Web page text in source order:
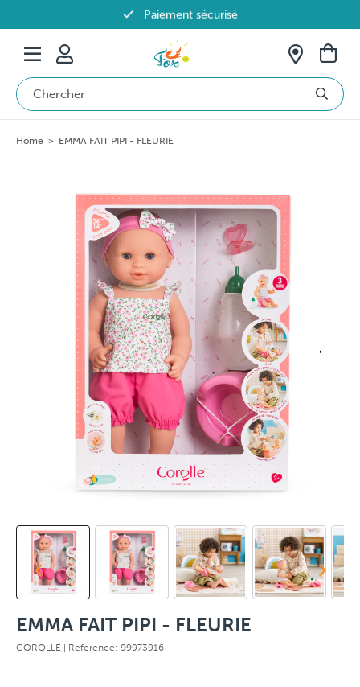
Paiement sécurisé
Livraison offerte dès 69€ en Belgique
Home > EMMA FAIT PIPI - FLEURIE
EMMA FAIT PIPI - FLEURIE
COROLLE | Référence: 99973916